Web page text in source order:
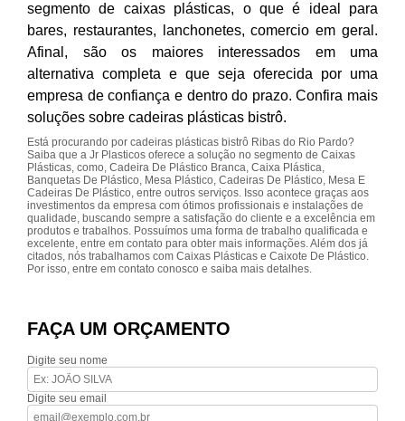
segmento de caixas plásticas, o que é ideal para
bares, restaurantes, lanchonetes, comercio em geral.
Afinal, são os maiores interessados em uma
alternativa completa e que seja oferecida por uma
empresa de confiança e dentro do prazo. Confira mais
soluções sobre cadeiras plásticas bistrô.
Está procurando por cadeiras plásticas bistrô Ribas do Rio Pardo?
Saiba que a Jr Plasticos oferece a solução no segmento de Caixas
Plásticas, como, Cadeira De Plástico Branca, Caixa Plástica,
Banquetas De Plástico, Mesa Plástico, Cadeiras De Plástico, Mesa E
Cadeiras De Plástico, entre outros serviços. Isso acontece graças aos
investimentos da empresa com ótimos profissionais e instalações de
qualidade, buscando sempre a satisfação do cliente e a excelência em
produtos e trabalhos. Possuímos uma forma de trabalho qualificada e
excelente, entre em contato para obter mais informações. Além dos já
citados, nós trabalhamos com Caixas Plásticas e Caixote De Plástico.
Por isso, entre em contato conosco e saiba mais detalhes.
FAÇA UM ORÇAMENTO
Digite seu nome
Digite seu email